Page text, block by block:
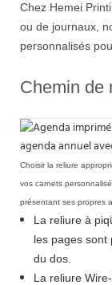
Chez Hemei
ou de journaux,
personnalisés
Chemin de
Choisir la reliure
vos carnets
présentant ses propres
La reliure à
les pages sont
du dos.
La reliure